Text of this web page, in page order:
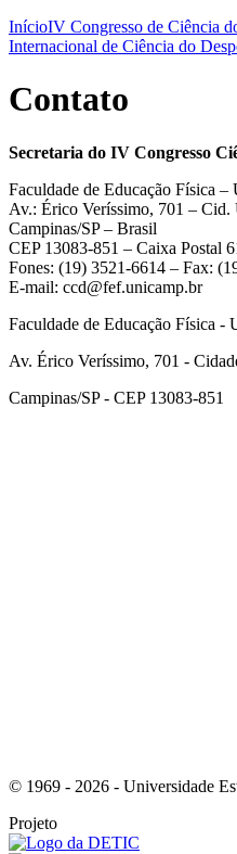
InícioIV Congresso de Ciência
Internacional de Ciência do
Contato
Secretaria do IV Congresso
Faculdade de Educação Física
Av.: Érico Veríssimo, 701 –
Campinas/SP – Brasil
CEP 13083-851 – Caixa Postal
Fones: (19) 3521-6614 – Fax:
E-mail: ccd@fef.unicamp.br
Faculdade de Educação Física
Av. Érico Veríssimo, 701 -
Campinas/SP - CEP 13083-851
© 1969 - 2026 - Universidade
Projeto